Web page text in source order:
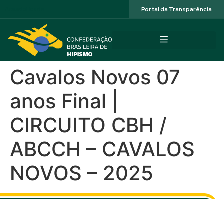
Portal da Transparência
Cavalos Novos 07
anos Final |
CIRCUITO CBH /
ABCCH – CAVALOS
NOVOS – 2025